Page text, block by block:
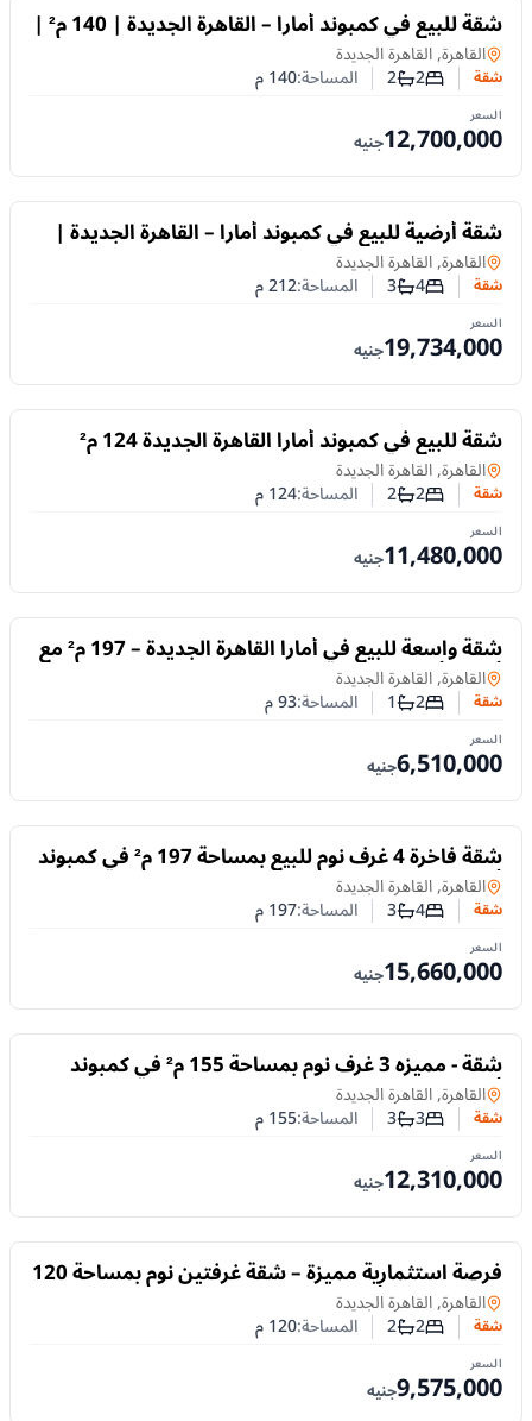
للبيع شقة للبيع في كمبوند أمارا – القاهرة الجديدة | 140 م² |
غرفتان | تشطيب كامل | تقسيط حتى 10 سنوات
شقةفي
القاهرة, القاهرة الجديدة
شقة عدد غرف النوم
2عدد الحمامات
2 المساحة:140م
السعر
12,700,000جنيه
للبيع
شقة أرضية للبيع في كمبوند أمارا – القاهرة الجديدة |
212 م² | 4 غرف | تشطيب كامل | تقسيط حتى
10سنوات
شقةفي
القاهرة, القاهرة الجديدة
شقة عدد غرف النوم
4عدد الحمامات
3 المساحة:212م
السعر
19,734,000جنيه
للبيع شقة للبيع في كمبوند أمارا القاهرة الجديدة 124 م²
غرفتين نوم بتشطيب كامل وتقسيط حتى 10 سنوات
شقةفي
القاهرة, القاهرة الجديدة
شقة عدد غرف النوم
2عدد الحمامات
2 المساحة:124م
السعر
11,480,000جنيه
للبيع شقة واسعة للبيع في أمارا القاهرة الجديدة – 197 م² مع
أفضل أنظمة التقسيط
شقةفي
القاهرة, القاهرة الجديدة
شقة عدد غرف النوم
2عدد الحمامات
1 المساحة:93م
السعر
6,510,000جنيه
للبيع شقة فاخرة 4 غرف نوم للبيع بمساحة 197 م² في كمبوند
أمارا – القاهرة الجديدة
شقةفي
القاهرة, القاهرة الجديدة
شقة عدد غرف النوم
4عدد الحمامات
3 المساحة:197م
السعر
15,660,000جنيه
للبيع شقة - مميزه 3 غرف نوم بمساحة 155 م² في كمبوند
أمارا القاهرة الجديدة
شقةفي
القاهرة, القاهرة الجديدة
شقة عدد غرف النوم
3عدد الحمامات
3 المساحة:155م
السعر
12,310,000جنيه
للبيع فرصة استثمارية مميزة – شقة غرفتين نوم بمساحة 120
م² في كمبوند أمارا القاهرة الجديدةشقةفي
القاهرة, القاهرة الجديدة
شقة عدد غرف النوم
2عدد الحمامات
2 المساحة:120م
السعر
9,575,000جنيه